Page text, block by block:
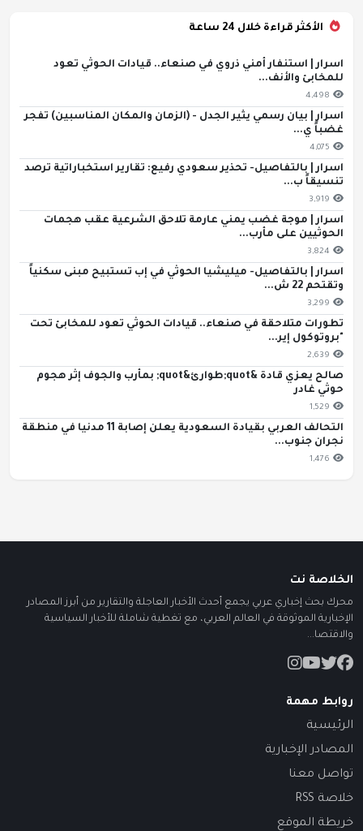
الأكثر قراءة خلال 24 ساعة
اسرار | استنفار أمني ذروي في صنعاء.. قيادات الحوثي تعود
للمخابئ والأنف...
4,498
اسرار | بيان رسمي يثير الجدل - (الزمان والمكان المناسبين) تفجر
غضباً ي...
4,075
اسرار | بالتفاصيل- تحذير سعودي رفيع: تقارير استخباراتية ترصد
تنسيقاً ب...
3,919
اسرار | موجة غضب يمني عارمة تلاحق الشرعية عقب هجمات
الحوثيين على مأرب...
3,824
اسرار | بالتفاصيل- ميليشيا الحوثي في إب تستبيح مبنى سكنياً
وتقتحم 22 ش...
3,299
تطورات متلاحقة في صنعاء.. قيادات الحوثي تعود للمخابئ تحت
"بروتوكول إير...
2,639
صالح يعزي قادة &quot;طوارئ&quot; بمأرب والجوف إثر هجوم
حوثي غادر
1,529
التحالف العربي بقيادة السعودية يعلن إصابة 11 مدنيا في منطقة
نجران جنوب...
1,476
الخلاصة نت
محرك بحث إخباري عربي يجمع أحدث الأخبار العاجلة والتقارير من أبرز المصادر
الإخبارية الموثوقة في العالم العربي، مع تغطية شاملة للأخبار السياسية
والاقتصا...
روابط مهمة
الرئيسية
المصادر الإخبارية
تواصل معنا
خلاصة RSS
خريطة الموقع